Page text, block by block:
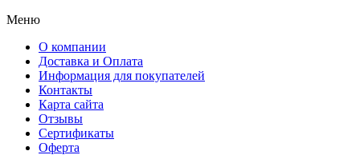
Меню
О компании
Доставка и Оплата
Информация для покупателей
Контакты
Карта сайта
Отзывы
Сертификаты
Оферта